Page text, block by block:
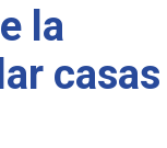
la
casas